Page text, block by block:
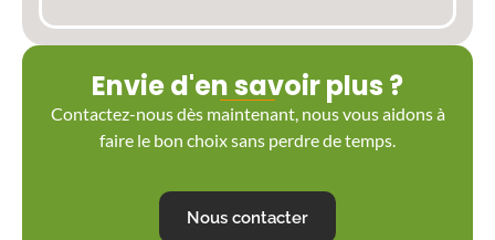
Envie d'en savoir plus ?
Contactez-nous dès maintenant, nous vous aidons à
faire le bon choix sans perdre de temps.
Nous contacter